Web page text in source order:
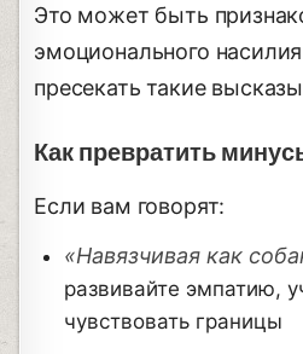
Это может быть
эмоционального
пресекать такие
Как превратить
Если вам говорят:
«Навязчивая как
развивайте эмпатию,
чувствовать границы